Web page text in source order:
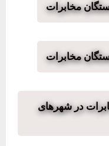
مخابرات
مخابرات
در شهرهای